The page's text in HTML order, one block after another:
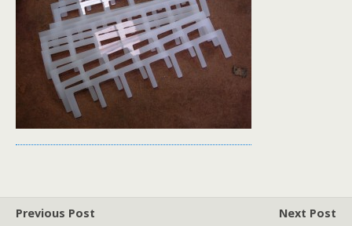
Previous Post
Next Post